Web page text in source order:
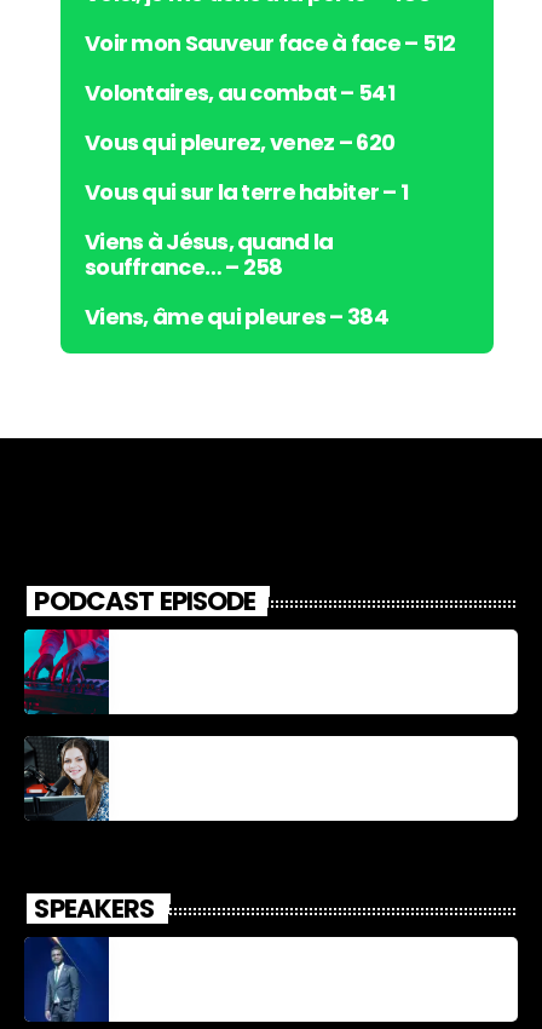
Voir mon Sauveur face à face – 512
Volontaires, au combat – 541
Vous qui pleurez, venez – 620
Vous qui sur la terre habiter – 1
Viens à Jésus, quand la
souffrance… – 258
Viens, âme qui pleures – 384
PODCAST EPISODE
SPEAKERS